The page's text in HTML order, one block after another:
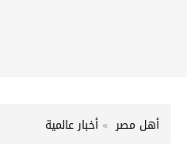
أهل مصر أخبار عالمية